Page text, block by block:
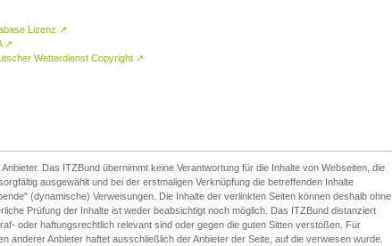
Lizenz ↗
↗
Wetterdienst Copyright ↗
Das ITZBund übernimmt keine Verantwortung für die Inhalte von Webseiten, die
ausgewählt und bei der erstmaligen Verknüpfung die betreffenden Inhalte
(dynamische) Verweisungen. Die Inhalte der verlinkten Seiten können deshalb ohne
Prüfung der Inhalte ist weder beabsichtigt noch möglich. Das ITZBund distanziert
oder haftungsrechtlich relevant sind oder gegen die guten Sitten verstoßen. Für
anderer Anbieter haftet ausschließlich der Anbieter der Seite, auf die verwiesen wurde.